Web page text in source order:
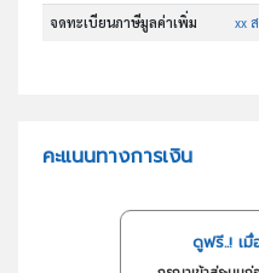
จดทะเบียนภาษีมูลค่าเพิ่ม xx
คะแนนทางการเงิน
ดูฟรี..! เมื่